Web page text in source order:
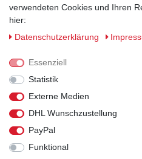
Sicherheitsklassen
Informationen
Versand
Rechtliches
verwendeten Cookies und Ihren
hier:
Daten­schutz­erklärung
Essenziell
Statistik
Externe Medien
DHL Wunschzustellung
PayPal
Funktional